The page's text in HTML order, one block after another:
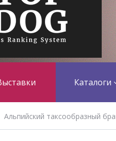
Каталоги
Альпийский таксообразный